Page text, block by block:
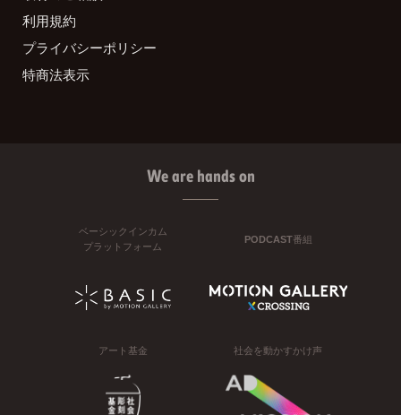
利用規約
プライバシーポリシー
特商法表示
We are hands on
ベーシックインカム
プラットフォーム
PODCAST番組
アート基金 社会を動かすかけ声